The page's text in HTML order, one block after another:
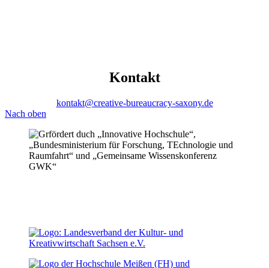
Kontakt
kontakt@creative-bureaucracy-saxony.de
Nach oben